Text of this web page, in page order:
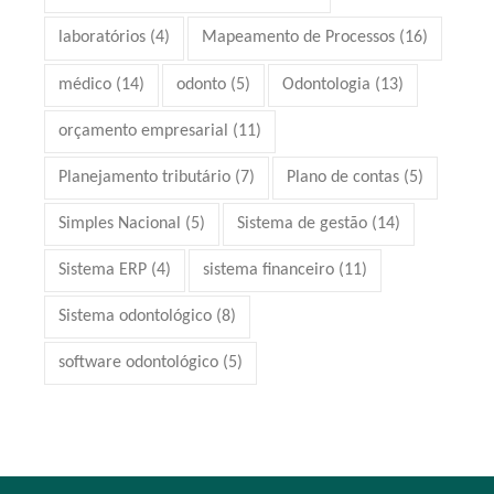
laboratórios (4) Mapeamento de Processos (16)
médico (14) odonto (5) Odontologia (13)
orçamento empresarial (11)
Planejamento tributário (7) Plano de contas (5)
Simples Nacional (5) Sistema de gestão (14)
Sistema ERP (4) sistema financeiro (11)
Sistema odontológico (8)
software odontológico (5)